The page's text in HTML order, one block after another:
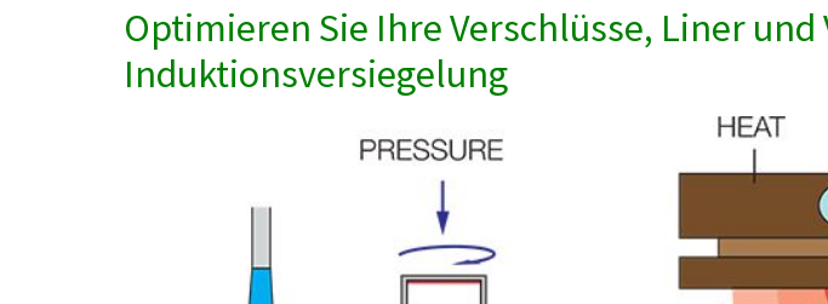
Optimieren Sie Ihre Verschlüsse, Liner
Induktionsversiegelung